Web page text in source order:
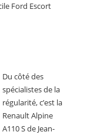
Ford Escort
Du côté des
spécialistes de la
régularité, c’est la
Renault Alpine
A110 S de Jean-